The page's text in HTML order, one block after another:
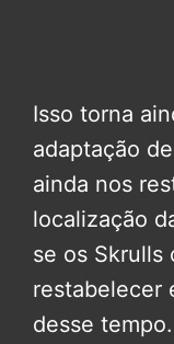
Isso torna
adaptação de
ainda nos
localização
se os Skrulls
restabelecer
desse